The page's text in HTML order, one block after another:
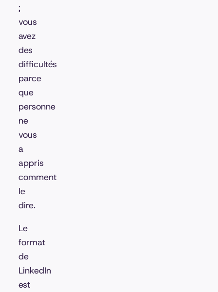
;
vous
avez
des
difficultés
parce
que
personne
ne
vous
a
appris
comment
le
dire.
Le
format
de
LinkedIn
est